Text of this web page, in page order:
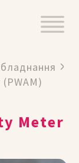
Meter